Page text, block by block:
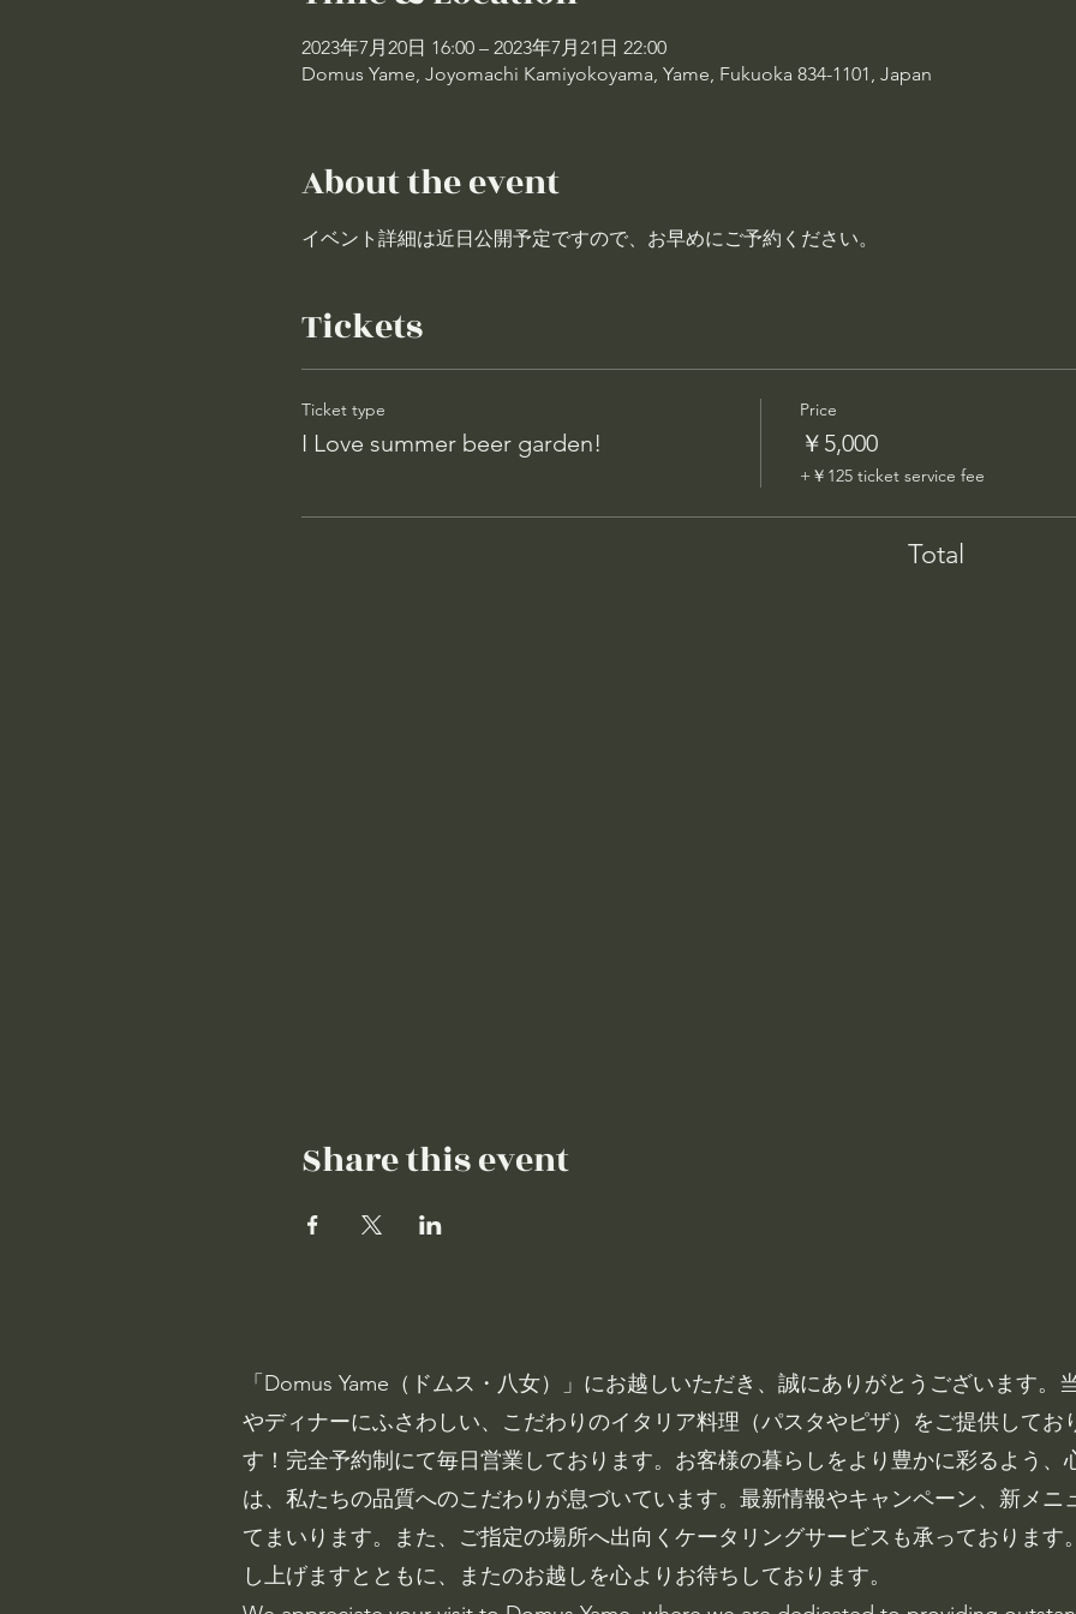
2023年7月20日 16:00 – 2023年7月21日 22:00
Domus Yame, Joyomachi Kamiyokoyama, Yame, Fukuoka 834-1101, Japan
About the event
イベント詳細は近日公開予定ですので、お早めにご予約ください。
Tickets
Ticket type
I Love summer beer garden!
Price
￥5,000
+￥125 ticket service fee
Total
Share this event
「Domus Yame（ドムス・八女）」にお越しいただき、誠にありがとうございます。
やディナーにふさわしい、こだわりのイタリア料理（パスタやピザ）をご提供してお
す！完全予約制にて毎日営業しております。お客様の暮らしをより豊かに彩るよう、
は、私たちの品質へのこだわりが息づいています。最新情報やキャンペーン、新メニ
てまいります。また、ご指定の場所へ出向くケータリングサービスも承っております
し上げますとともに、またのお越しを心よりお待ちしております。